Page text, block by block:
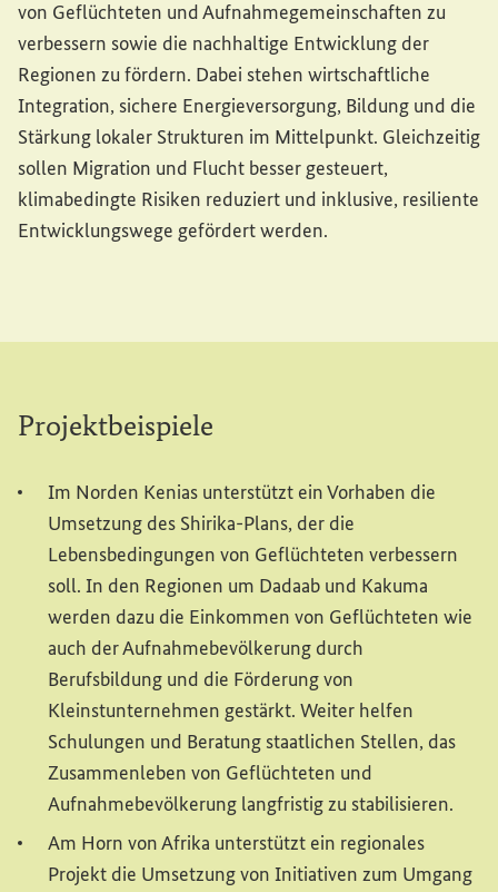
von Geflüchteten und Aufnahmegemeinschaften zu
verbessern sowie die nachhaltige Entwicklung der
Regionen zu fördern. Dabei stehen wirtschaftliche
Integration, sichere Energieversorgung, Bildung und die
Stärkung lokaler Strukturen im Mittelpunkt. Gleichzeitig
sollen Migration und Flucht besser gesteuert,
klimabedingte Risiken reduziert und inklusive, resiliente
Entwicklungswege gefördert werden.
Projektbeispiele
Im Norden Kenias unterstützt ein Vorhaben die
Umsetzung des Shirika-Plans, der die
Lebensbedingungen von Geflüchteten verbessern
soll. In den Regionen um Dadaab und Kakuma
werden dazu die Einkommen von Geflüchteten wie
auch der Aufnahmebevölkerung durch
Berufsbildung und die Förderung von
Kleinstunternehmen gestärkt. Weiter helfen
Schulungen und Beratung staatlichen Stellen, das
Zusammenleben von Geflüchteten und
Aufnahmebevölkerung langfristig zu stabilisieren.
Am Horn von Afrika unterstützt ein regionales
Projekt die Umsetzung von Initiativen zum Umgang